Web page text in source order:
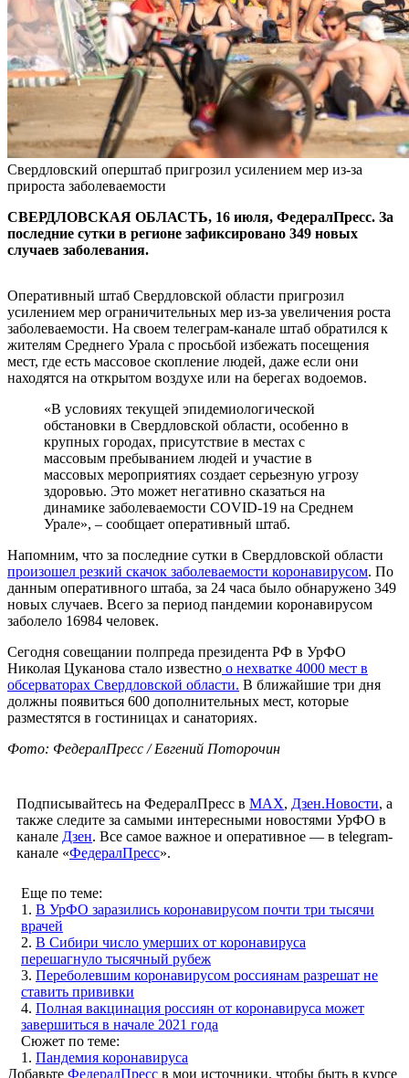
Свердловский оперштаб пригрозил усилением мер из-за
прироста заболеваемости
СВЕРДЛОВСКАЯ ОБЛАСТЬ, 16 июля, ФедералПресс. За
последние сутки в регионе зафиксировано 349 новых
случаев заболевания.
Оперативный штаб Свердловской области пригрозил
усилением мер ограничительных мер из-за увеличения роста
заболеваемости. На своем телеграм-канале штаб обратился к
жителям Среднего Урала с просьбой избежать посещения
мест, где есть массовое скопление людей, даже если они
находятся на открытом воздухе или на берегах водоемов.
«В условиях текущей эпидемиологической
обстановки в Свердловской области, особенно в
крупных городах, присутствие в местах с
массовым пребыванием людей и участие в
массовых мероприятиях создает серьезную угрозу
здоровью. Это может негативно сказаться на
динамике заболеваемости COVID-19 на Среднем
Урале», – сообщает оперативный штаб.
Напомним, что за последние сутки в Свердловской области
произошел резкий скачок заболеваемости коронавирусом. По
данным оперативного штаба, за 24 часа было обнаружено 349
новых случаев. Всего за период пандемии коронавирусом
заболело 16984 человек.
Сегодня совещании полпреда президента РФ в УрФО
Николая Цуканова стало известно о нехватке 4000 мест в
обсерваторах Свердловской области. В ближайшие три дня
должны появиться 600 дополнительных мест, которые
разместятся в гостиницах и санаториях.
Фото: ФедералПресс / Евгений Поторочин
Подписывайтесь на ФедералПресс в МАХ, Дзен.Новости, а
также следите за самыми интересными новостями УрФО в
канале Дзен. Все самое важное и оперативное — в telegram-
канале «ФедералПресс».
Еще по теме:
1. В УрФО заразились коронавирусом почти три тысячи
врачей
2. В Сибири число умерших от коронавируса
перешагнуло тысячный рубеж
3. Переболевшим коронавирусом россиянам разрешат не
ставить прививки
4. Полная вакцинация россиян от коронавируса может
завершиться в начале 2021 года
Сюжет по теме:
1. Пандемия коронавируса
Добавьте ФедералПресс в мои источники, чтобы быть в курсе